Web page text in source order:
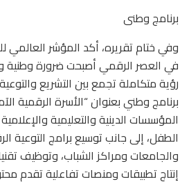
برنامج وطنى
وفي ختام تقريره، أكد المؤشر العالمي
في العصر الرقمي أصبحت ضرورة وطنية
رؤية متكاملة تجمع بين التشريع
برنامج وطني بعنوان “الأسرة الرقمية
المؤسسات الدينية والتعليمية
الطفل، إلى جانب توسيع برامج التوعية
والجامعات ومراكز الشباب، وتوظيف
إنتاج تطبيقات ومنصات تفاعلية تقدم